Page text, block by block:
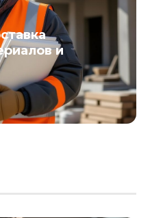
и
специалистов